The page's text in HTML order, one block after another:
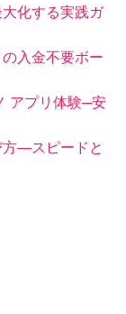
化する実践ガ
入金不要ボー
アプリ体験─安
方—スピードと